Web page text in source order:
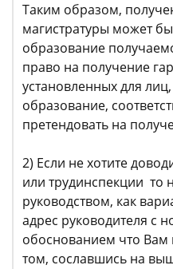
Таким образом,
магистратуры может
образование
право на получение
установленных для
образование,
претендовать на
2) Если не хотите
или трудинспекции то
руководством, как
адрес руководителя с
обоснованием что Вам
том, сославшись на